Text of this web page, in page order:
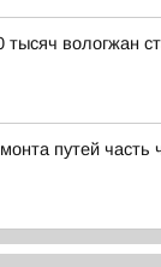
тысяч вологжан
путей часть